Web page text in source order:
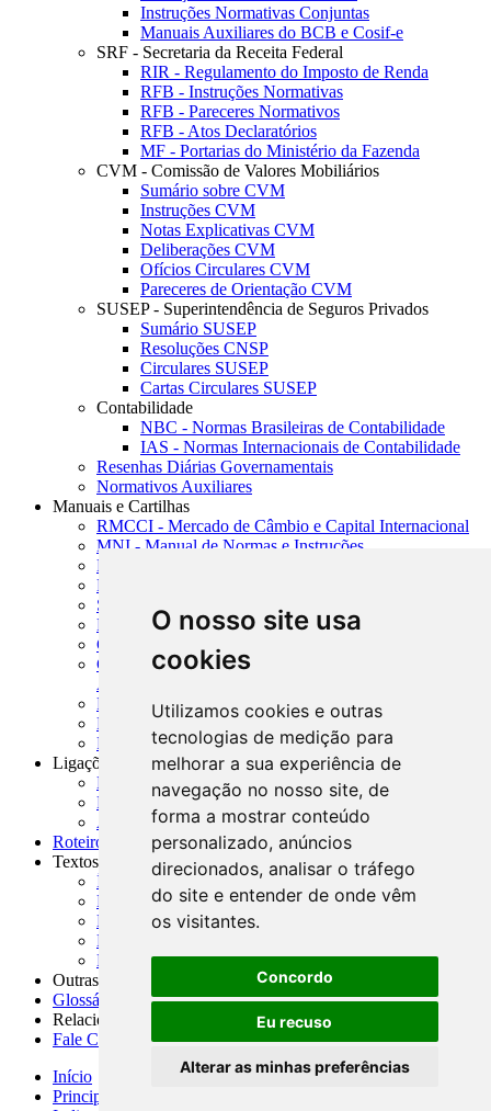
O nosso site usa
cookies
Utilizamos cookies e outras
tecnologias de medição para
melhorar a sua experiência de
navegação no nosso site, de
forma a mostrar conteúdo
personalizado, anúncios
direcionados, analisar o tráfego
do site e entender de onde vêm
os visitantes.
Concordo
Eu recuso
Alterar as minhas preferências
Instruções Normativas Conjuntas
Manuais Auxiliares do BCB e Cosif-e
SRF - Secretaria da Receita Federal
RIR - Regulamento do Imposto de Renda
RFB - Instruções Normativas
RFB - Pareceres Normativos
RFB - Atos Declaratórios
MF - Portarias do Ministério da Fazenda
CVM - Comissão de Valores Mobiliários
Sumário sobre CVM
Instruções CVM
Notas Explicativas CVM
Deliberações CVM
Ofícios Circulares CVM
Pareceres de Orientação CVM
SUSEP - Superintendência de Seguros Privados
Sumário SUSEP
Resoluções CNSP
Circulares SUSEP
Cartas Circulares SUSEP
Contabilidade
NBC - Normas Brasileiras de Contabilidade
IAS - Normas Internacionais de Contabilidade
Resenhas Diárias Governamentais
Normativos Auxiliares
Manuais e Cartilhas
RMCCI - Mercado de Câmbio e Capital Internacional
MNI - Manual de Normas e Instruções
MTVM - Manual de Títulos e Valores Mobiliários
MCR - Manual de Crédito Rural
SISORF - Manual de Organização do SFN
MASUP - Manual de Supervisão Bancária
CADOC - Catálogo de Documentos
CNAE-CONCLA - Classificação Nacional de
Atividades Econômicas
PMF - Cartilhas do BCB
Manuais Auxiliares do BCB e Cosif-e
Resenhas Diárias Governamentais
Ligações Externas
Links Úteis
Presidência da República
Agências Nacionais Reguladoras
Roteiros para Estudos
Textos
Índice de Textos
Editorial
Monografias
Na Imprensa
Fórum de Discussão
Outras ferramentas
Glossário
Relacionamento
Fale Conosco
Início
Principais notícias